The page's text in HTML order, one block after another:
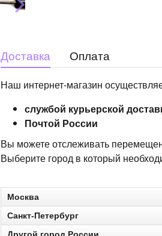
Доставка Оплата
Наш интернет-магазин
службой курьерской
Почтой России
Вы можете отслеживать
Выберите город в который
Москва
Санкт-Петербург